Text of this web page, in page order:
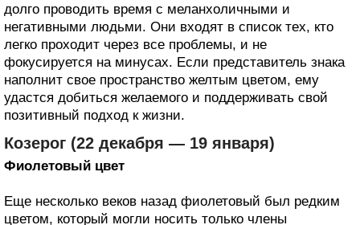
долго проводить время с меланхоличными и
негативными людьми. Они входят в список тех, кто
легко проходит через все проблемы, и не
фокусируется на минусах. Если представитель знака
наполнит свое пространство желтым цветом, ему
удастся добиться желаемого и поддерживать свой
позитивный подход к жизни.
Козерог (22 декабря — 19 января)
Фиолетовый цвет
Еще несколько веков назад фиолетовый был редким
цветом, который могли носить только члены